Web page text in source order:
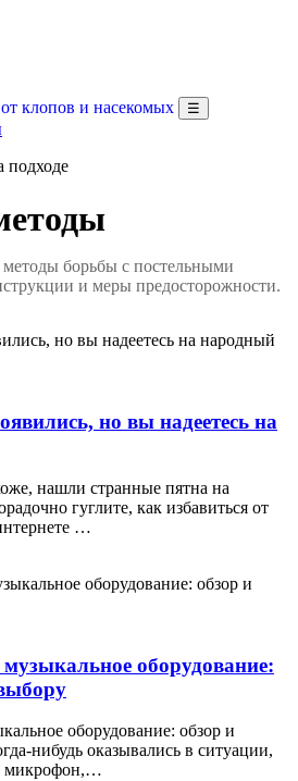
клопов и насекомых ☰
подходе
борьбы с постельными
и меры предосторожности.
но вы надеетесь на
нашли странные пятна на
гуглите, как избавиться от
…
оборудование:
оборудование: обзор и
нибудь оказывались в ситуации,
микрофон,…